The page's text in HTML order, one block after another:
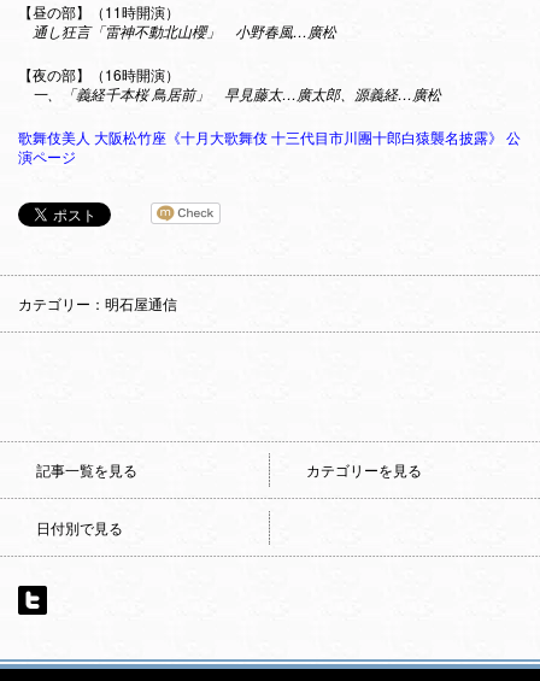
【昼の部】（11時開演）
通し狂言「雷神不動北山櫻」 小野春風…廣松
【夜の部】（16時開演）
一、「義経千本桜 鳥居前」 早見藤太…廣太郎、源義経…廣松
歌舞伎美人 大阪松竹座《十月大歌舞伎 十三代目市川團十郎白猿襲名披露》 公
演ページ
カテゴリー：明石屋通信
記事一覧を見る カテゴリーを見る
日付別で見る